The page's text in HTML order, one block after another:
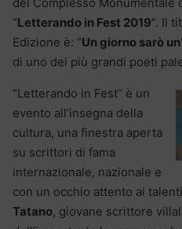
del Complesso Monumentale
“Letterando in Fest 2019”. Il
Edizione è: “Un giorno sarò
di uno dei più grandi poeti
“Letterando in Fest” è un
evento all’insegna della
cultura, una finestra aperta
su scrittori di fama
internazionale, nazionale e
con un occhio attento ai
Tatano, giovane scrittore